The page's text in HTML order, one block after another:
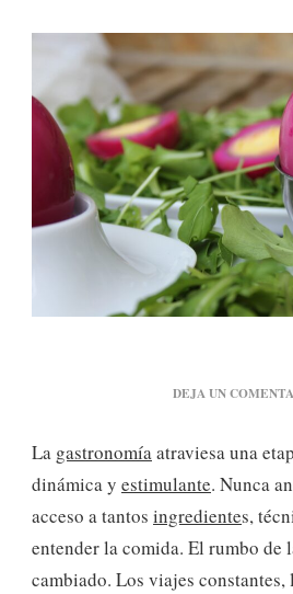
DEJA UN
La gastronomíaatraviesa una
dinámica y estimulante. Nunca
acceso a tantos ingredientes,
entender la comida. El rumbo de
cambiado. Los viajes